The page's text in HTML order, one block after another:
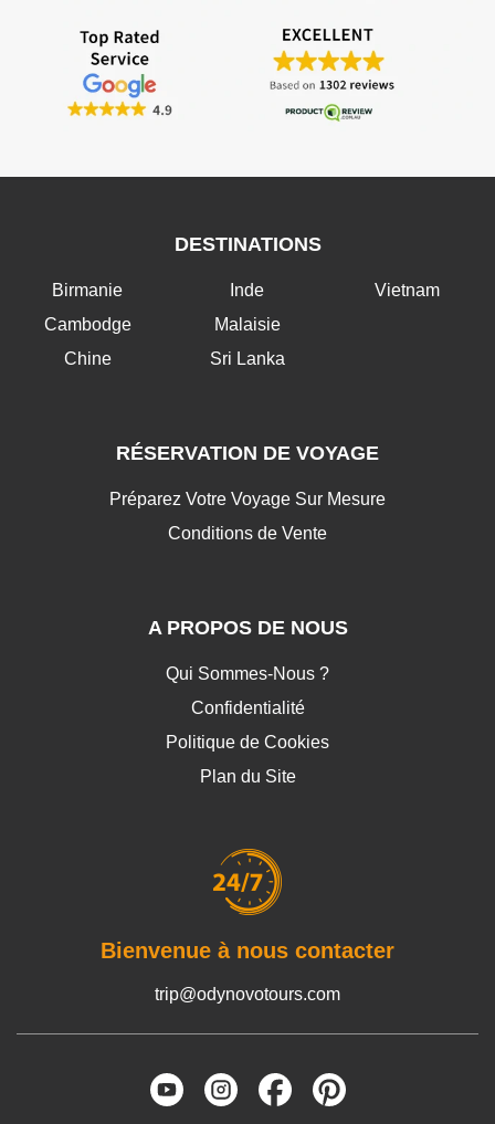
DESTINATIONS
Birmanie
Cambodge
Chine
Inde
Malaisie
Sri Lanka
Vietnam
RÉSERVATION DE VOYAGE
Préparez Votre Voyage Sur Mesure
Conditions de Vente
A PROPOS DE NOUS
Qui Sommes-Nous ?
Confidentialité
Politique de Cookies
Plan du Site
Bienvenue à nous contacter
trip@odynovotours.com